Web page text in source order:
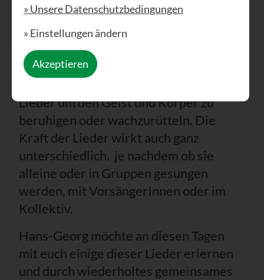
verschiedensten Kulturen, die einfacher
zu erlernen sind und zu den
verschiedenen Zwecken gesungen
werden: Lieder für die Elemente, Lieder
Lieder um den Geist und Körper zu
beruhigen oder wachzurütteln. Die
Kraft der Lieder wirkt auch ganz
unterschiedlich, je nachdem ob sie
alleine oder in Gruppen gesungen
werden, mit VorsängerInnen oder im
Kollektiv.
Hans-Georg möchte an diesen Tagen
mit euch einige dieser Lieder erlernen
und durch wiederholtes gemeinsames
» Unsere Datenschutzbedingungen
» Einstellungen ändern
Akzeptieren